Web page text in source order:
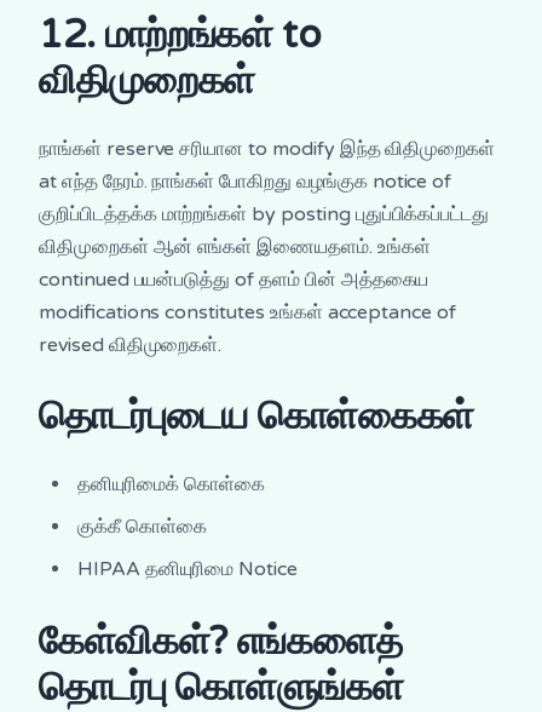
12. மாற்றங்கள் to
விதிமுறைகள்
நாங்கள் reserve சரியான to modify இந்த விதிமுறைகள்
at எந்த நேரம். நாங்கள் போகிறது வழங்குக notice of
குறிப்பிடத்தக்க மாற்றங்கள் by posting புதுப்பிக்கப்பட்டது
விதிமுறைகள் ஆன் எங்கள் இணையதளம். உங்கள்
continued பயன்படுத்து of தளம் பின் அத்தகைய
modifications constitutes உங்கள் acceptance of
revised விதிமுறைகள்.
தொடர்புடைய கொள்கைகள்
தனியுரிமைக் கொள்கை
குக்கீ கொள்கை
HIPAA தனியுரிமை Notice
கேள்விகள்? எங்களைத்
தொடர்பு கொள்ளுங்கள்